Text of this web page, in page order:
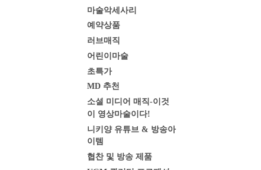
마술악세사리
예약상품
러브매직
어린이마술
초특가
MD 추천
소셜 미디어 매직-이것
이 영상마술이다!
니키양 유튜브 & 방송아
이템
협찬 및 방송 제품